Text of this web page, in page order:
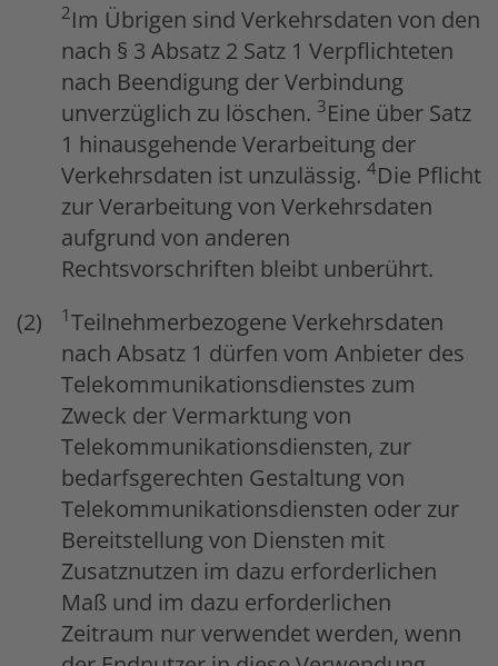
2Im Übrigen sind Verkehrsdaten von den
nach § 3 Absatz 2 Satz 1 Verpflichteten
nach Beendigung der Verbindung
unverzüglich zu löschen. 3Eine über Satz
1 hinausgehende Verarbeitung der
Verkehrsdaten ist unzulässig. 4Die Pflicht
zur Verarbeitung von Verkehrsdaten
aufgrund von anderen
Rechtsvorschriften bleibt unberührt.
1 Teilnehmerbezogene Verkehrsdaten
nach Absatz 1 dürfen vom Anbieter des
Telekommunikationsdienstes zum
Zweck der Vermarktung von
Telekommunikationsdiensten, zur
bedarfsgerechten Gestaltung von
Telekommunikationsdiensten oder zur
Bereitstellung von Diensten mit
Zusatznutzen im dazu erforderlichen
Maß und im dazu erforderlichen
Zeitraum nur verwendet werden, wenn